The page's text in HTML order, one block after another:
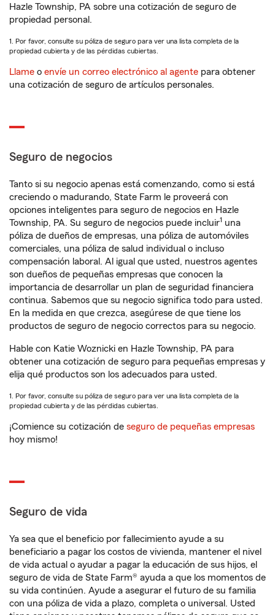
Hazle Township, PA sobre una cotización de seguro de
propiedad personal.
1. Por favor, consulte su póliza de seguro para ver una lista completa de la
propiedad cubierta y de las pérdidas cubiertas.
Llame o envíe un correo electrónico al agente para obtener
una cotización de seguro de artículos personales.
Seguro de negocios
Tanto si su negocio apenas está comenzando, como si está
creciendo o madurando, State Farm le proveerá con
opciones inteligentes para seguro de negocios en Hazle
Township, PA. Su seguro de negocios puede incluir1 una
póliza de dueños de empresas, una póliza de automóviles
comerciales, una póliza de salud individual o incluso
compensación laboral. Al igual que usted, nuestros agentes
son dueños de pequeñas empresas que conocen la
importancia de desarrollar un plan de seguridad financiera
continua. Sabemos que su negocio significa todo para usted.
En la medida en que crezca, asegúrese de que tiene los
productos de seguro de negocio correctos para su negocio.
Hable con Katie Woznicki en Hazle Township, PA para
obtener una cotización de seguro para pequeñas empresas y
elija qué productos son los adecuados para usted.
1. Por favor, consulte su póliza de seguro para ver una lista completa de la
propiedad cubierta y de las pérdidas cubiertas.
¡Comience su cotización de seguro de pequeñas empresas
hoy mismo!
Seguro de vida
Ya sea que el beneficio por fallecimiento ayude a su
beneficiario a pagar los costos de vivienda, mantener el nivel
de vida actual o ayudar a pagar la educación de sus hijos, el
seguro de vida de State Farm® ayuda a que los momentos de
su vida continúen. Ayude a asegurar el futuro de su familia
con una póliza de vida a plazo, completa o universal. Usted